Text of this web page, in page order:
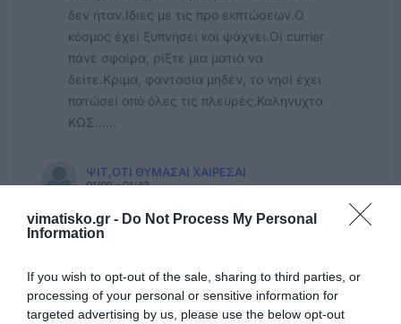
vimatisko.gr - Do Not Process My Personal
Information
If you wish to opt-out of the sale, sharing to third parties, or
processing of your personal or sensitive information for
targeted advertising by us, please use the below opt-out
δεν ήταν.Ιδιες με τις προ εκπτώσεων.Ο
κόσμος έχει ξυπνήσει και ψάχνει.Οι currier
πάνε σφαίρα, ρίξτε μια ματιά να
δείτε.Κριμα, φαντασία μηδέν, το νησί έχει
πατώσει από όλες τις πλευρές.Καληνυχτα
ΚΩΣ......
ΨΙΤ,ΟΤΙ ΘΥΜΑΣΑΙ ΧΑΙΡΕΣΑΙ
01/09 - 01:42
Ο ΚΥΡΙΤΗΣ ΤΕΛΕΙΩΣΕ
ΣΣΣΣΣΣΣΣΣΣΣΣΣΣΣΣΣΣΣΣΣΣΣΣΣΣΣΣΣ
ΣΣΣΣΣΣΣΣΣΣΣΣΣΣΣΣΣΣΣΣΣΔΗΜΑΡΧΟΣ
ΣΣΣΣΣΣΣΣΣΣΣΣΣΣΣΣΣΣΣΣΣΣΣΣΣΣΣΣΣ